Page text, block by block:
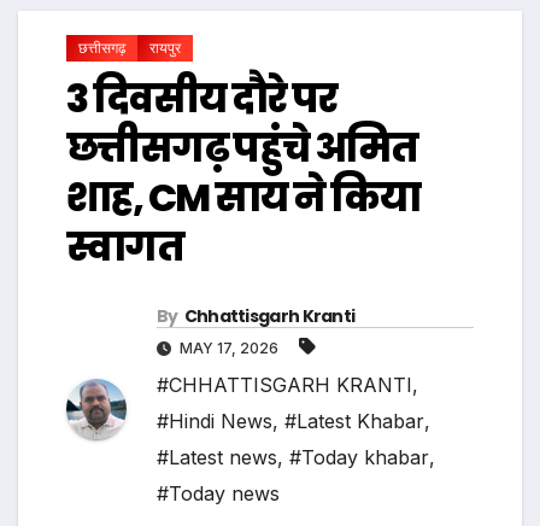
छत्तीसगढ़ रायपुर
3 दिवसीय दौरे पर
छत्तीसगढ़ पहुंचे अमित
शाह, CM साय ने किया
स्वागत
By Chhattisgarh Kranti
MAY 17, 2026
#CHHATTISGARH KRANTI,
#Hindi News, #Latest Khabar,
#Latest news, #Today khabar,
#Today news